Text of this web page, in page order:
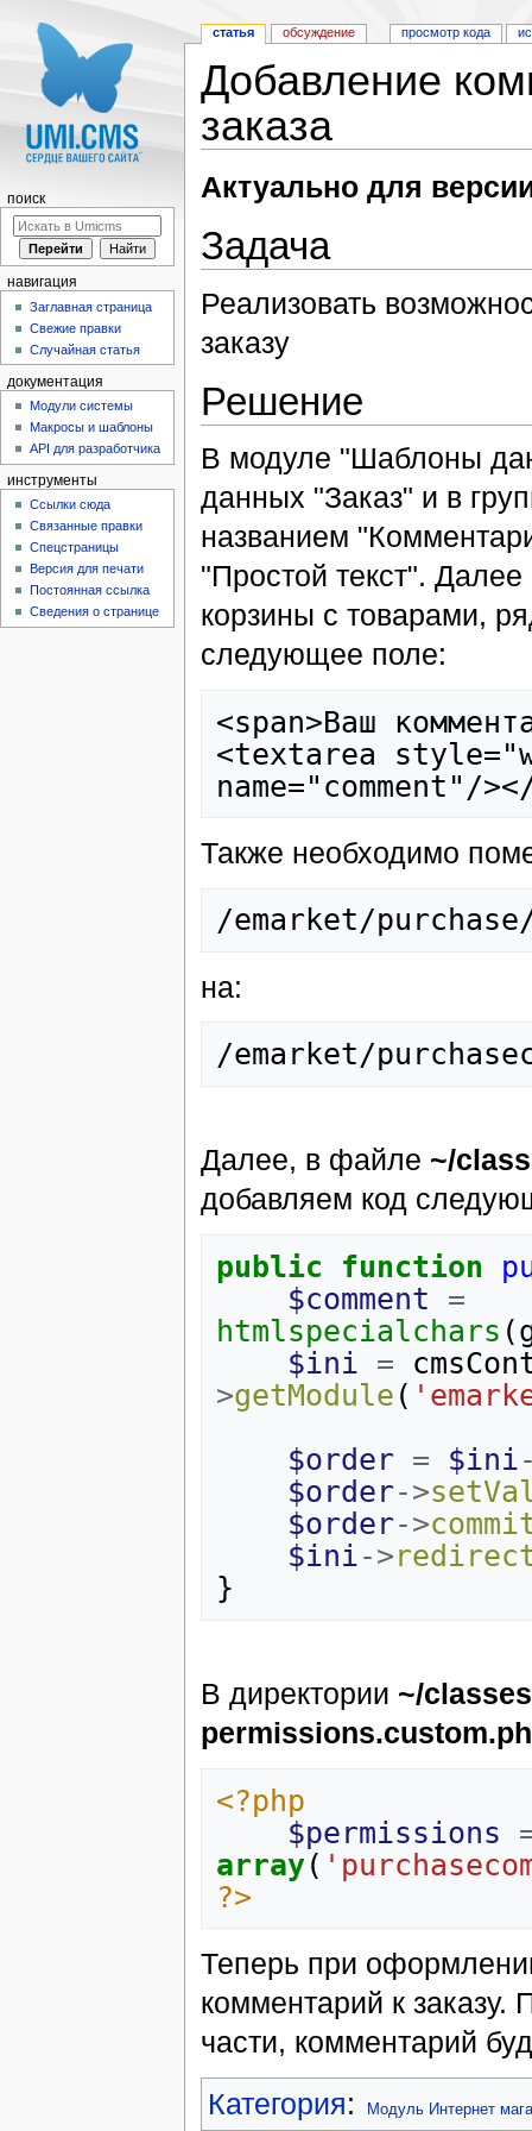
Добавление
заказа
Актуально для
Задача
Реализовать
заказу
Решение
В модуле "Шаблоны
данных "Заказ" и в
названием
"Простой текст".
корзины с товарами,
следующее поле:
<span>Ваш
<textarea
Также необходимо
на:
Далее, в файле ~/
добавляем код
public function
$comment
=
htmlspecialchars (
$ini =
>getModule (
$order = $ini
$order->
$order->
$ini->
}
В директории ~/
<?php
$permissions
array(
?>
Теперь при
комментарий к заказу.
части, комментарий
Категория: Модуль Интернет
статья обсуждение просмотр кода
поиск
навигация
Заглавная страница
Свежие правки
Случайная статья
документация
Модули системы
Макросы и шаблоны
API для разработчика
инструменты
Ссылки сюда
Связанные правки
Спецстраницы
Версия для печати
Постоянная ссылка
Сведения о странице